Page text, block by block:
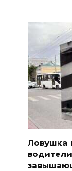
Ловушка